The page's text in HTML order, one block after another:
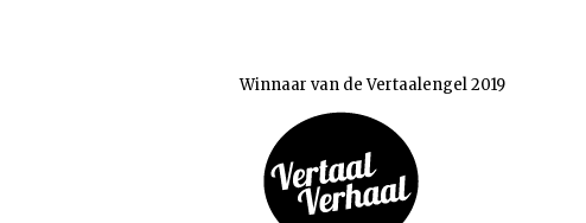
Winnaar van de Vertaalengel 2019